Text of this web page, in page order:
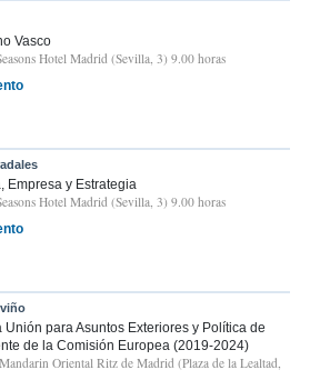
Vasco
Hotel Madrid (Sevilla, 3) 9.00 horas
Empresa y Estrategia
Hotel Madrid (Sevilla, 3) 9.00 horas
para Asuntos Exteriores y Política de
de la Comisión Europea (2019-2024)
Oriental Ritz de Madrid (Plaza de la Lealtad,